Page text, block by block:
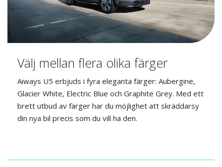
Välj mellan flera olika färger
Aiways U5 erbjuds i fyra eleganta färger: Aubergine,
Glacier White, Electric Blue och Graphite Grey. Med ett
brett utbud av färger har du möjlighet att skräddarsy
din nya bil precis som du vill ha den.